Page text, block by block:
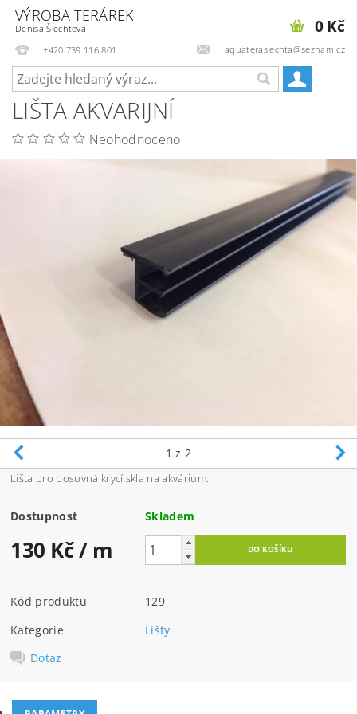
VÝROBA TERÁREK
Denisa Šlechtová
+420 739 116 801
aquateraslechta@seznam.cz
0 Kč
LIŠTA AKVARIJNÍ
Neohodnoceno
1 z 2
Lišta pro posuvná krycí skla na akvárium.
Dostupnost Skladem
130 Kč/ m
Kód produktu
129
Kategorie
Lišty
Dotaz